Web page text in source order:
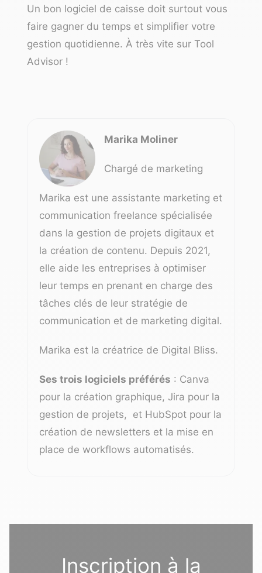
Un bon logiciel de caisse doit surtout vous
faire gagner du temps et simplifier votre
gestion quotidienne. À très vite sur Tool
Advisor !
Marika Moliner
Chargé de marketing
Marika est une assistante marketing et
communication freelance spécialisée
dans la gestion de projets digitaux et
la création de contenu. Depuis 2021,
elle aide les entreprises à optimiser
leur temps en prenant en charge des
tâches clés de leur stratégie de
communication et de marketing digital.
Marika est la créatrice de Digital Bliss.
Ses trois logiciels préférés : Canva
pour la création graphique, Jira pour la
gestion de projets, et HubSpot pour la
création de newsletters et la mise en
place de workflows automatisés.
Inscription à la